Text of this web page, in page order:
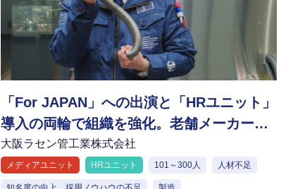
「For JAPAN」への出演と「HRユニット」
導入の両輪で組織を強化。老舗メーカーが
挑む採用課題の解決と技術革新
大阪ラセン管工業株式会社
メディアユニット HRユニット 101～300人 人材不足